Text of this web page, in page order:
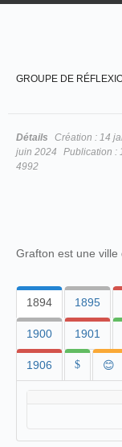
GROUPE DE
Détails Création : 14
juin 2024
Publication :
4992
Grafton est une
1894 1895
1900 1901
1906 $ 😊